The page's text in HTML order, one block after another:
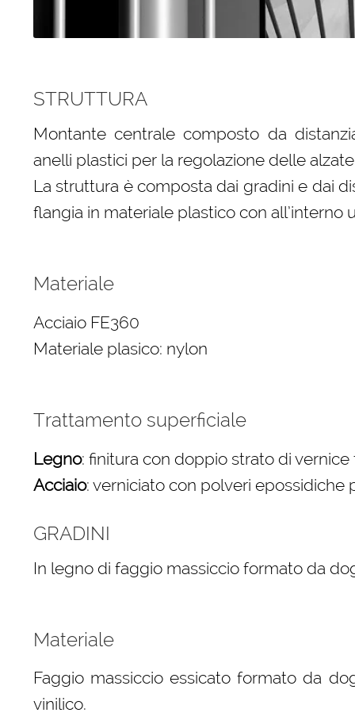
STRUTTURA
Montante centrale composto da
anelli plastici per la regolazione delle
La struttura è composta dai gradini e dai
flangia in materiale plastico con
Materiale
Acciaio FE360
Materiale plasico: nylon
Trattamento superficiale
Legno: finitura con doppio strato di
Acciaio: verniciato con polveri epossidiche
GRADINI
In legno di faggio massiccio formato da
Materiale
Faggio massiccio essicato formato da
vinilico.